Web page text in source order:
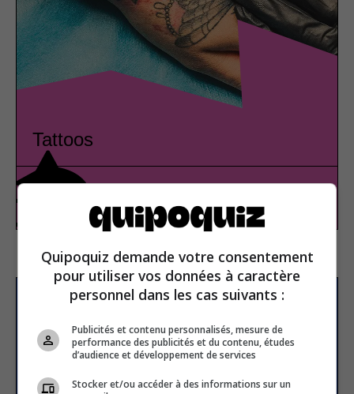
Tattoos
newsletter
Email address
Quipoquiz demande votre consentement
pour utiliser vos données à caractère
personnel dans les cas suivants :
Publicités et contenu personnalisés, mesure de
performance des publicités et du contenu, études
d’audience et développement de services
Stocker et/ou accéder à des informations sur un